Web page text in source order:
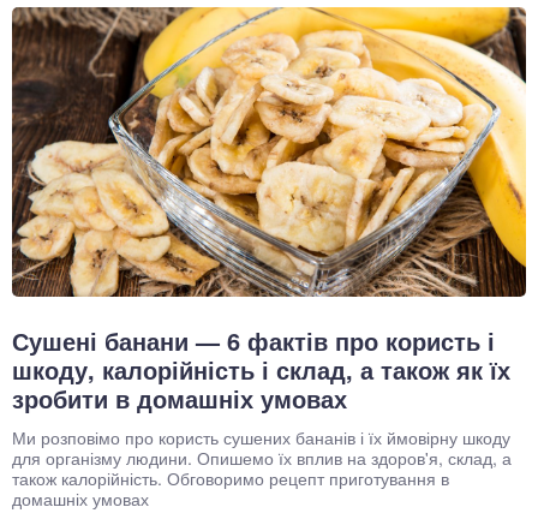
Сушені банани — 6 фактів про користь і
шкоду, калорійність і склад, а також як їх
зробити в домашніх умовах
Ми розповімо про користь сушених бананів і їх ймовірну шкоду
для організму людини. Опишемо їх вплив на здоров'я, склад, а
також калорійність. Обговоримо рецепт приготування в
домашніх умовах